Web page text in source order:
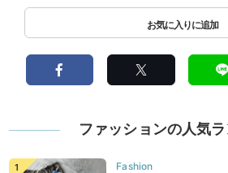
ファッションの人気